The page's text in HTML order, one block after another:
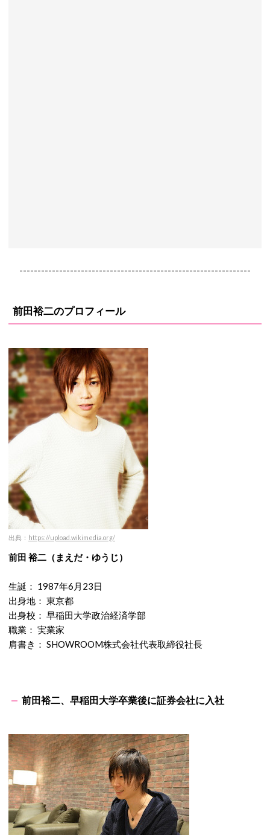
----------------------------------------------------------------
前田裕二のプロフィール
出典： https://upload.wikimedia.org/
前田 裕二（まえだ・ゆうじ）
生誕： 1987年6月23日
出身地： 東京都
出身校： 早稲田大学政治経済学部
職業： 実業家
肩書き： SHOWROOM株式会社代表取締役社長
前田裕二、早稲田大学卒業後に証券会社に入社